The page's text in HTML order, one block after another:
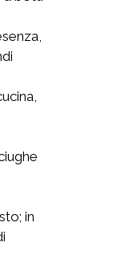
in